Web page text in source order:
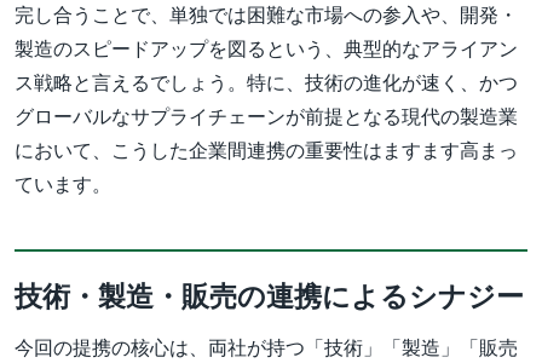
完し合うことで、単独では困難な市場への参入や、開発・
製造のスピードアップを図るという、典型的なアライアン
ス戦略と言えるでしょう。特に、技術の進化が速く、かつ
グローバルなサプライチェーンが前提となる現代の製造業
において、こうした企業間連携の重要性はますます高まっ
ています。
技術・製造・販売の連携によるシナジー
今回の提携の核心は、両社が持つ「技術」「製造」「販売